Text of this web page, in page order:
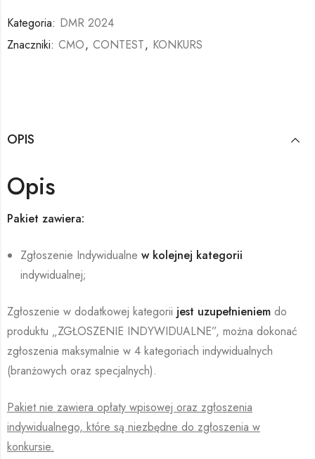
Kategoria: DMR 2024
Znaczniki: CMO, CONTEST, KONKURS
OPIS
Opis
Pakiet zawiera:
Zgłoszenie Indywidualnew kolejnej kategorii
indywidualnej;
Zgłoszenie w dodatkowej kategorii jest uzupełnieniem do
produktu „ZGŁOSZENIE INDYWIDUALNE”, można dokonać
zgłoszenia maksymalnie w 4 kategoriach indywidualnych
(branżowych oraz specjalnych).
Pakiet nie zawiera opłaty wpisowej oraz zgłoszenia
indywidualnego, które są niezbędne do zgłoszenia w
konkursie.